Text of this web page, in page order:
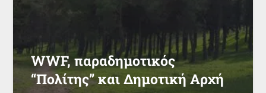
WWF, παραδημοτικός
“Πολίτης” και Δημοτική Αρχή